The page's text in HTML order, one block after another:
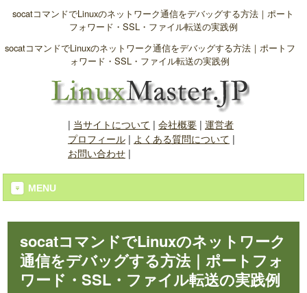
socatコマンドでLinuxのネットワーク通信をデバッグする方法｜ポート
フォワード・SSL・ファイル転送の実践例
socatコマンドでLinuxのネットワーク通信をデバッグする方法｜ポートフ
ォワード・SSL・ファイル転送の実践例
| 当サイトについて | 会社概要| 運営者
プロフィール| よくある質問について |
お問い合わせ|
MENU
socatコマンドでLinuxのネットワーク
通信をデバッグする方法｜ポートフォ
ワード・SSL・ファイル転送の実践例